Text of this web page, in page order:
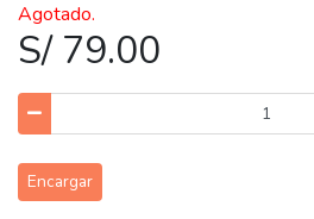
Agotado.
S/ 79.00
Encargar